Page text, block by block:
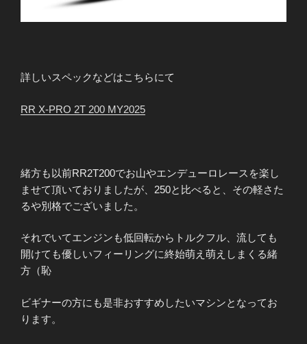
詳しいスペックなどはこちらにて
RR X-PRO 2T 200 MY2025
緒方も以前RR2T200でお山やエンデューロレースを楽し
ませて頂いておりましたが、250と比べると、その軽さた
るや別格でございました。
それでいてエンジンも低回転からトルクフル、流しても
開けても優しいフィーリングに終始萌え萌えしまくる緒
方（恥
ビギナーの方にも是非おすすめしたいマシンとなってお
ります。